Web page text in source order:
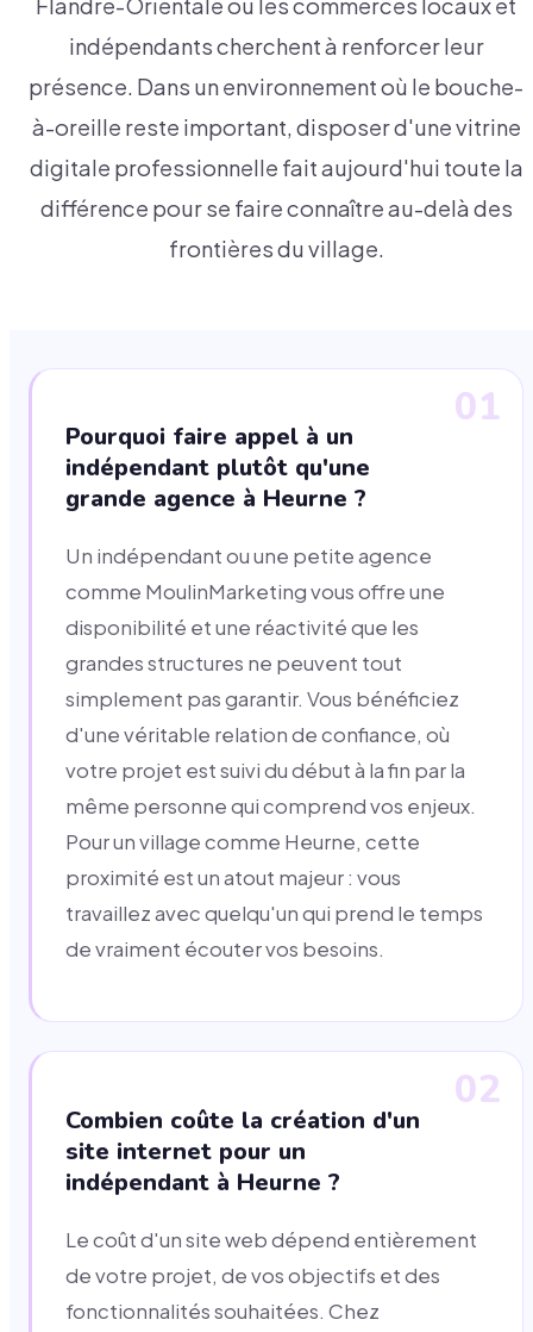
Flandre-Orientale où les commerces locaux et
indépendants cherchent à renforcer leur
présence. Dans un environnement où le bouche-
à-oreille reste important, disposer d'une vitrine
digitale professionnelle fait aujourd'hui toute la
différence pour se faire connaître au-delà des
frontières du village.
01
Pourquoi faire appel à un
indépendant plutôt qu'une
grande agence à Heurne ?
Un indépendant ou une petite agence
comme MoulinMarketing vous offre une
disponibilité et une réactivité que les
grandes structures ne peuvent tout
simplement pas garantir. Vous bénéficiez
d'une véritable relation de confiance, où
votre projet est suivi du début à la fin par la
même personne qui comprend vos enjeux.
Pour un village comme Heurne, cette
proximité est un atout majeur : vous
travaillez avec quelqu'un qui prend le temps
de vraiment écouter vos besoins.
02
Combien coûte la création d'un
site internet pour un
indépendant à Heurne ?
Le coût d'un site web dépend entièrement
de votre projet, de vos objectifs et des
fonctionnalités souhaitées. Chez